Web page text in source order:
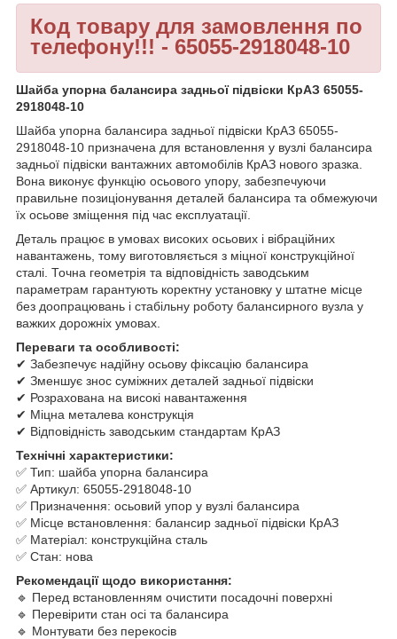
Код товару для замовлення по
телефону!!! - 65055-2918048-10
Шайба упорна балансира задньої підвіски КрАЗ 65055-
2918048-10
Шайба упорна балансира задньої підвіски КрАЗ 65055-
2918048-10 призначена для встановлення у вузлі балансира
задньої підвіски вантажних автомобілів КрАЗ нового зразка.
Вона виконує функцію осьового упору, забезпечуючи
правильне позиціонування деталей балансира та обмежуючи
їх осьове зміщення під час експлуатації.
Деталь працює в умовах високих осьових і вібраційних
навантажень, тому виготовляється з міцної конструкційної
сталі. Точна геометрія та відповідність заводським
параметрам гарантують коректну установку у штатне місце
без доопрацювань і стабільну роботу балансирного вузла у
важких дорожніх умовах.
Переваги та особливості:
✔ Забезпечує надійну осьову фіксацію балансира
✔ Зменшує знос суміжних деталей задньої підвіски
✔ Розрахована на високі навантаження
✔ Міцна металева конструкція
✔ Відповідність заводським стандартам КрАЗ
Технічні характеристики:
✅ Тип: шайба упорна балансира
✅ Артикул: 65055-2918048-10
✅ Призначення: осьовий упор у вузлі балансира
✅ Місце встановлення: балансир задньої підвіски КрАЗ
✅ Матеріал: конструкційна сталь
✅ Стан: нова
Рекомендації щодо використання:
🔹 Перед встановленням очистити посадочні поверхні
🔹 Перевірити стан осі та балансира
🔹 Монтувати без перекосів